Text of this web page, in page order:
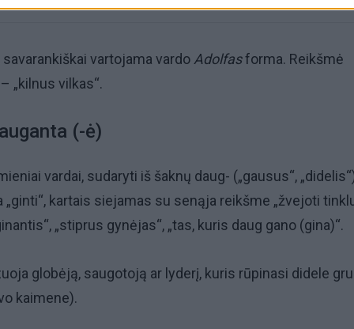
vartojama vardoAdolfasforma. Reikšmė
„kilnus vilkas“.
(-ė)
vardai, sudaryti iš šaknų daug- („gausus“,
„ginti“, kartais siejamas su senąja reikšme „žvejoti
„stiprus gynėjas“, „tas, kuris daug gano (gina)“.
globėją, saugotoją ar lyderį, kuris rūpinasi didele
kaimene).